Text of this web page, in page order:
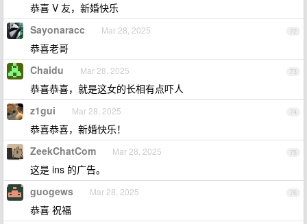
恭喜 V 友，新婚快乐
72
Sayonaracc Mar 28, 2025
恭喜老哥
73
Chaidu Mar 28, 2025
恭喜恭喜，就是这女的长相有点吓人
74
z1gui Mar 28, 2025
恭喜恭喜，新婚快乐！
75
ZeekChatCom Mar 28, 2025
这是 ins 的广告。
76
guogews Mar 28, 2025
恭喜 祝福